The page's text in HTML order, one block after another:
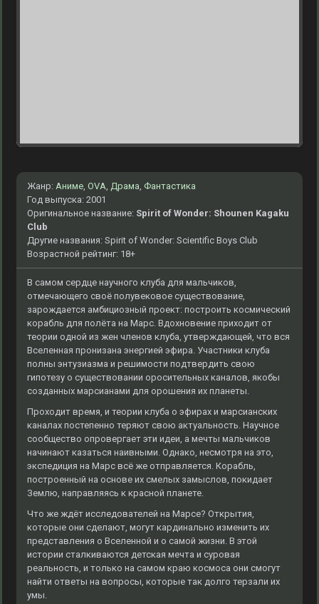
Жанр: Аниме, OVA, Драма, Фантастика
Год выпуска: 2001
Оригинальное название: Spirit of Wonder: Shounen Kagaku
Club
Другие названия: Spirit of Wonder: Scientific Boys Club
Возрастной рейтинг: 18+
В самом сердце научного клуба для мальчиков,
отмечающего своё полувековое существование,
зарождается амбициозный проект: построить космический
корабль для полёта на Марс. Вдохновение приходит от
теории одной из жен членов клуба, утверждающей, что вся
Вселенная пронизана энергией эфира. Участники клуба
полны энтузиазма и решимости подтвердить свою
гипотезу о существовании оросительных каналов, якобы
созданных марсианами для орошения их планеты.
Проходит время, и теории клуба о эфирах и марсианских
каналах постепенно теряют свою актуальность. Научное
сообщество опровергает эти идеи, а мечты мальчиков
начинают казаться наивными. Однако, несмотря на это,
экспедиция на Марс всё же отправляется. Корабль,
построенный на основе их смелых замыслов, покидает
Землю, направляясь к красной планете.
Что же ждёт исследователей на Марсе? Открытия,
которые они сделают, могут кардинально изменить их
представления о Вселенной и о самой жизни. В этой
истории сталкиваются детская мечта и суровая
реальность, и только на самом краю космоса они смогут
найти ответы на вопросы, которые так долго терзали их
умы.